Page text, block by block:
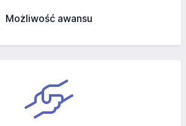
Możliwość awansu